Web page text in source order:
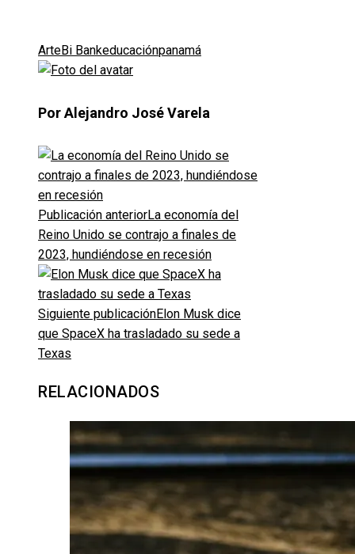
ArteBi Bankeducaciónpanamá
Por Alejandro José Varela
Publicación anteriorLa economía del
Reino Unido se contrajo a finales de
2023, hundiéndose en recesión
Siguiente publicaciónElon Musk dice
que SpaceX ha trasladado su sede a
Texas
RELACIONADOS